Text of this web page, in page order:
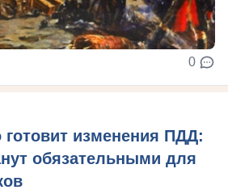
0
готовит изменения ПДД:
обязательными для